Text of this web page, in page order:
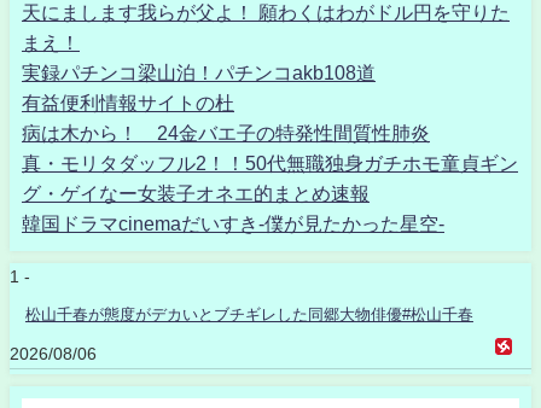
天にまします我らが父よ！ 願わくはわがドル円を守りた
まえ！
実録パチンコ梁山泊！パチンコakb108道
有益便利情報サイトの杜
病は木から！ 24金バエ子の特発性間質性肺炎
真・モリタダッフル2！！50代無職独身ガチホモ童貞ギン
グ・ゲイなー女装子オネエ的まとめ速報
韓国ドラマcinemaだいすき-僕が見たかった星空-
1 -
松山千春が態度がデカいとブチギレした同郷大物俳優#松山千春
2026/08/06